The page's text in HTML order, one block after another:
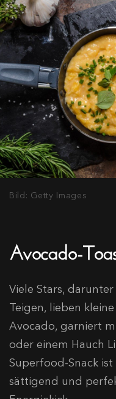
Bild: Getty Images
Avocado-
Viele Stars,
Teigen, lieben
Avocado, garniert
oder einem Hauch
Superfood-Snack
sättigend und